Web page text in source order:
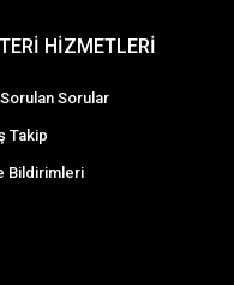
HİZMETLERİ
Sorular
Takip
Bildirimleri